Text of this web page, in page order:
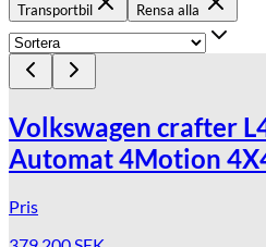
Transportbil Rensa alla
Volkswagen crafter
Automat 4Motion
Pris